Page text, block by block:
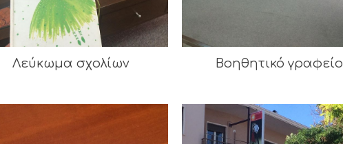
Λεύκωμα σχολίων Βοηθητικό γραφείο